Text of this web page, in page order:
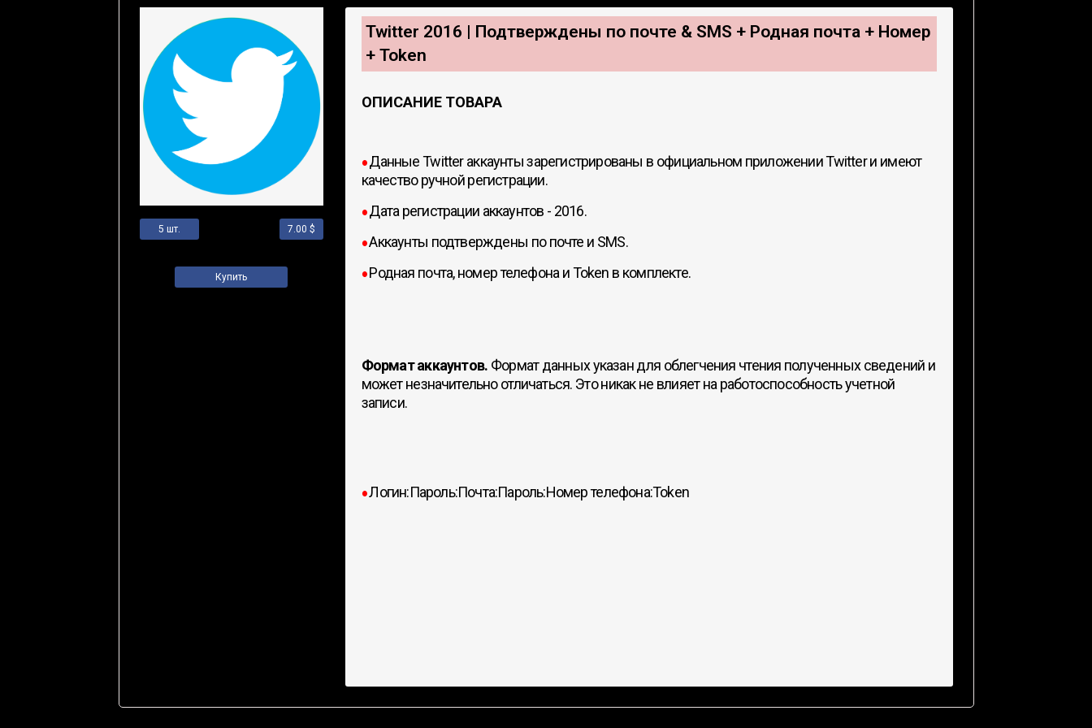
5 шт. 7.00 $
Купить
Twitter 2016 | Подтверждены по почте & SMS + Родная почта + Номер
+ Token
ОПИСАНИЕ ТОВАРА
● Данные Twitter аккаунты зарегистрированы в официальном приложении Twitter и имеют
качество ручной регистрации.
● Дата регистрации аккаунтов - 2016.
●Аккаунты подтверждены по почте и SMS.
● Родная почта, номер телефона и Token в комплекте.
Формат аккаунтов. Формат данных указан для облегчения чтения полученных сведений и
может незначительно отличаться. Это никак не влияет на работоспособность учетной
записи.
●Логин:Пароль:Почта:Пароль:Номер телефона:Token
Всего позиций в корзине
Сумма к оплате (без скидок)